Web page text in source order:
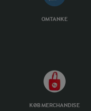
OMTANKE
KØB MERCHANDISE